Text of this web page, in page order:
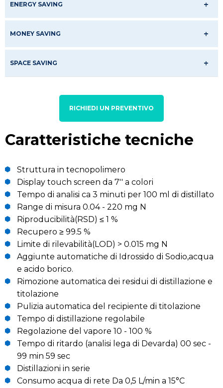
ENERGY SAVING
MONEY SAVING
SPACE SAVING
RICHIEDI UN PREVENTIVO
Caratteristiche tecniche
Struttura in tecnopolimero
Display touch screen da 7'' a colori
Tempo di analisi ca 3 minuti per 100 ml di distillato
Range di misura 0.04 - 220 mg N
Riproducibilità(RSD) ≤ 1 %
Recupero ≥ 99.5 %
Limite di rilevabilità(LOD) > 0.015 mg N
Aggiunte automatiche di Idrossido di Sodio,acqua
e acido borico.
Rimozione automatica dei residui di distillazione e
titolazione
Pulizia automatica del recipiente di titolazione
Tempo di distillazione regolabile
Regolazione del vapore 10 - 100 %
Tempo di ritardo (analisi lega di Devarda) 00 sec -
99 min 59 sec
Distillazioni in serie
Consumo acqua di rete Da 0,5 L/min a 15°C